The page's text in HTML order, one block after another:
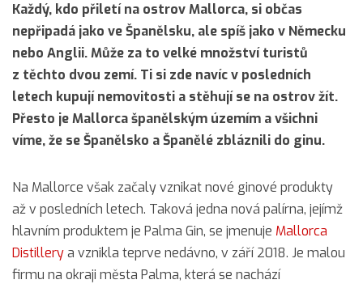
Každý, kdo přiletí na ostrov Mallorca, si občas
nepřipadá jako ve Španělsku, ale spíš jako v Německu
nebo Anglii. Může za to velké množství turistů
z těchto dvou zemí. Ti si zde navíc v posledních
letech kupují nemovitosti a stěhují se na ostrov žít.
Přesto je Mallorca španělským územím a všichni
víme, že se Španělsko a Španělé zbláznili do ginu.
Na Mallorce však začaly vznikat nové ginové produkty
až v posledních letech. Taková jedna nová palírna, jejímž
hlavním produktem je Palma Gin, se jmenuje Mallorca
Distillerya vznikla teprve nedávno, v září 2018. Je malou
firmu na okraji města Palma, která se nachází